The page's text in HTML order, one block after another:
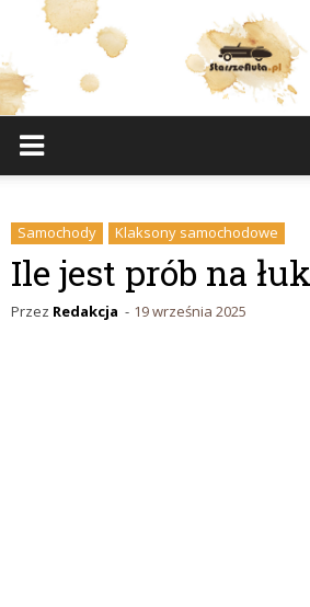
Samochody Klaksony samochodowe
Ile jest prób na
Przez Redakcja - 19 września 2025